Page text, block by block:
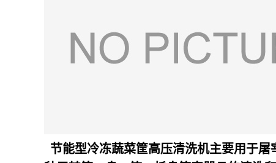
节能型冷冻蔬菜筐高压清洗机主要用于